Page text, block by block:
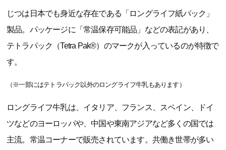
じつは日本でも身近な存在である「ロングライフ紙パック」
製品。パッケージに「常温保存可能品」などの表記があり、
テトラパック（Tetra Pak®）のマークが入っているのが特徴で
す。
（※一部にはテトラパック以外のロングライフ牛乳もあります）
ロングライフ牛乳は、イタリア、フランス、スペイン、ドイ
ツなどのヨーロッパや、中国や東南アジアなど多くの国では
主流。常温コーナーで販売されています。共働き世帯が多い